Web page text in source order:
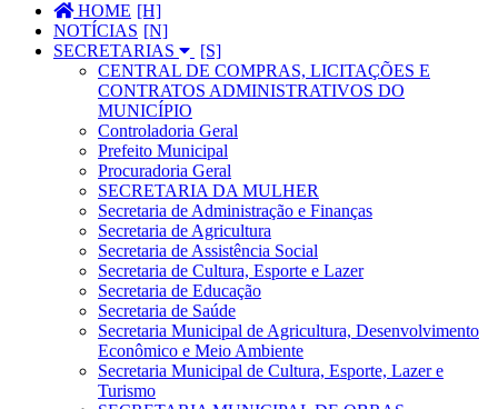
HOME
NOTÍCIAS
SECRETARIAS
CENTRAL DE COMPRAS, LICITAÇÕES E
CONTRATOS ADMINISTRATIVOS DO
MUNICÍPIO
Controladoria Geral
Prefeito Municipal
Procuradoria Geral
SECRETARIA DA MULHER
Secretaria de Administração e Finanças
Secretaria de Agricultura
Secretaria de Assistência Social
Secretaria de Cultura, Esporte e Lazer
Secretaria de Educação
Secretaria de Saúde
Secretaria Municipal de Agricultura, Desenvolvimento
Econômico e Meio Ambiente
Secretaria Municipal de Cultura, Esporte, Lazer e
Turismo